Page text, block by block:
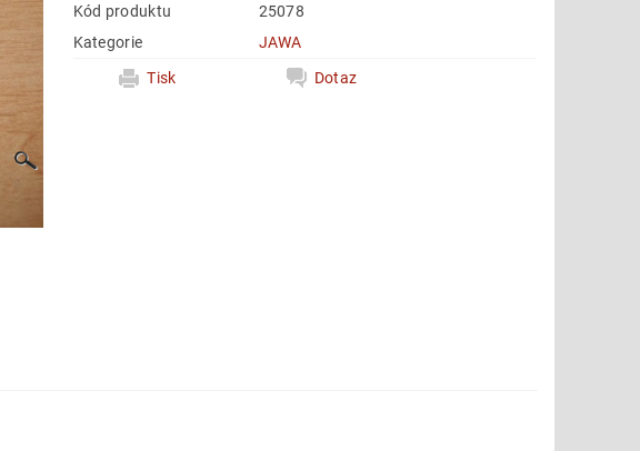
Kód produktu
25078
Kategorie
JAWA
Tisk
Dotaz